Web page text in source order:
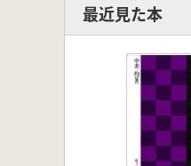
最近見た本